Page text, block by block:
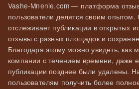
Vashe-Mnenie.com — платформа
пользователи делятся своим опытом.
отслеживает публикации в открытых
отзывы с разных площадок и
Благодаря этому можно увидеть, как
компании с течением времени, даже
публикации позднее были удалены.
пользователям получить более